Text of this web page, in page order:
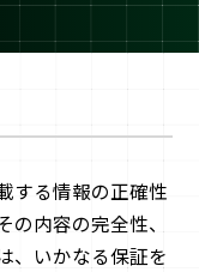
する情報の正確性
内容の完全性、
、いかなる保証を